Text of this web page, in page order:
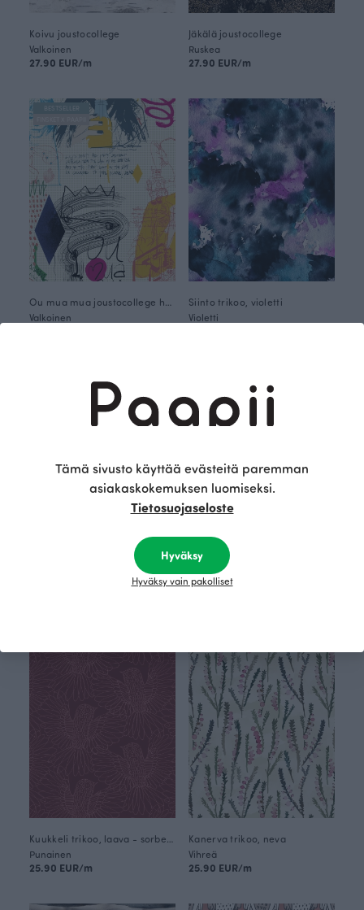
Koivu joustocollege
Valkoinen
27.90 EUR/m
Jäkälä joustocollege
Ruskea
27.90 EUR/m
BESTSELLER
Valkoinen
Siinto trikoo, violetti
Violetti
Havu joustocollege, korpi
Vihreä
Punainen
25.90 EUR/m
Kanerva trikoo, neva
Vihreä
25.90 EUR/m
Tämä sivusto käyttää evästeitä paremman
asiakaskokemuksen luomiseksi.
Tietosuojaseloste
Hyväksy
Hyväksy vain pakolliset